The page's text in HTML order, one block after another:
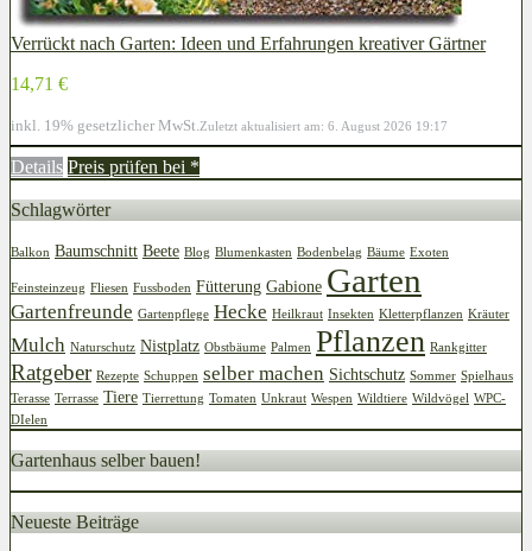
Verrückt nach Garten: Ideen und Erfahrungen kreativer Gärtner
14,71 €
inkl. 19% gesetzlicher MwSt. Zuletzt aktualisiert am: 6. August 2026 19:17
Details Preis prüfen bei *
Schlagwörter
Balkon Baumschnitt Beete Blog Blumenkasten Bodenbelag Bäume Exoten
Feinsteinzeug Fliesen Fussboden Fütterung Gabione Garten
Gartenfreunde Gartenpflege Hecke Heilkraut Insekten Kletterpflanzen Kräuter
Mulch Naturschutz Nistplatz Obstbäume Palmen Pflanzen Rankgitter
Ratgeber Rezepte Schuppen selber machen Sichtschutz Sommer Spielhaus
Terasse Terrasse Tiere Tierrettung Tomaten Unkraut Wespen Wildtiere Wildvögel WPC-
DIelen
Gartenhaus selber bauen!
Neueste Beiträge